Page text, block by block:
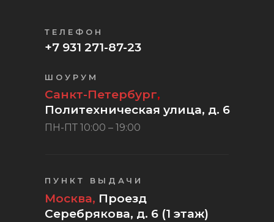
+7 931 271-87-23
ТЕЛЕФОН
Санкт-Петербург,
Политехническая улица, д. 6
ШОУРУМ
Москва, Проезд
Серебрякова, д. 6 (1 этаж)
ПУНКТ ВЫДАЧИ
ПН-ПТ 10:00 – 19:00